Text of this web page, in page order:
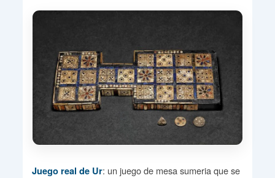
Juego real de Ur: un juego de mesa sumeria que se